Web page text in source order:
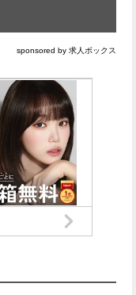
sponsored by 求人ボックス